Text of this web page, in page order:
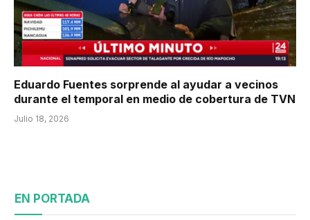
Eduardo Fuentes sorprende al ayudar a vecinos
durante el temporal en medio de cobertura de TVN
Julio 18, 2026
EN PORTADA